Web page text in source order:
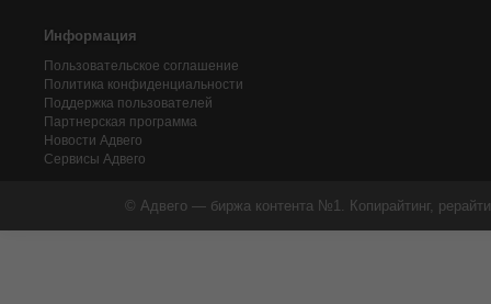
Информация
Пользовательское соглашение
Политика конфиденциальности
Поддержка пользователей
Партнерская программа
Новости Адвего
Сервисы Адвего
© Адвего — биржа контента №1. Копирайтинг,